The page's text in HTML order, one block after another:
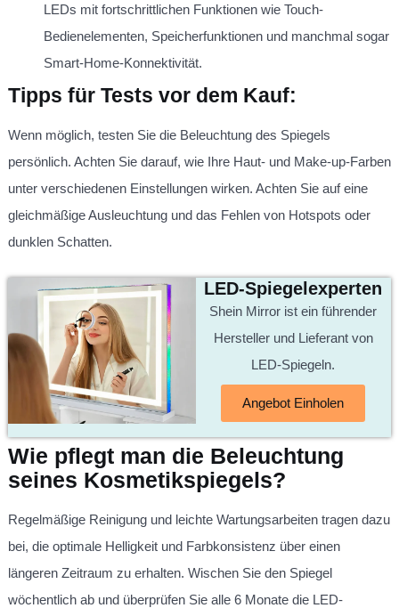
LEDs mit fortschrittlichen Funktionen wie Touch-
Bedienelementen, Speicherfunktionen und manchmal sogar
Smart-Home-Konnektivität.
Tipps für Tests vor dem Kauf:
Wenn möglich, testen Sie die Beleuchtung des Spiegels
persönlich. Achten Sie darauf, wie Ihre Haut- und Make-up-Farben
unter verschiedenen Einstellungen wirken. Achten Sie auf eine
gleichmäßige Ausleuchtung und das Fehlen von Hotspots oder
dunklen Schatten.
LED-Spiegelexperten
Shein Mirror ist ein führender
Hersteller und Lieferant von
LED-Spiegeln.
Angebot Einholen
Wie pflegt man die Beleuchtung
seines Kosmetikspiegels?
Regelmäßige Reinigung und leichte Wartungsarbeiten tragen dazu
bei, die optimale Helligkeit und Farbkonsistenz über einen
längeren Zeitraum zu erhalten. Wischen Sie den Spiegel
wöchentlich ab und überprüfen Sie alle 6 Monate die LED-